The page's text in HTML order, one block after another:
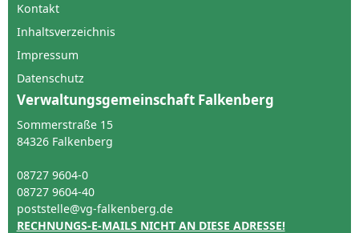
Kontakt
Inhaltsverzeichnis
Impressum
Datenschutz
Verwaltungsgemeinschaft Falkenberg
Sommerstraße 15
84326 Falkenberg
08727 9604-0
08727 9604-40
poststelle@vg-falkenberg.de
RECHNUNGS-E-MAILS NICHT AN DIESE ADRESSE!